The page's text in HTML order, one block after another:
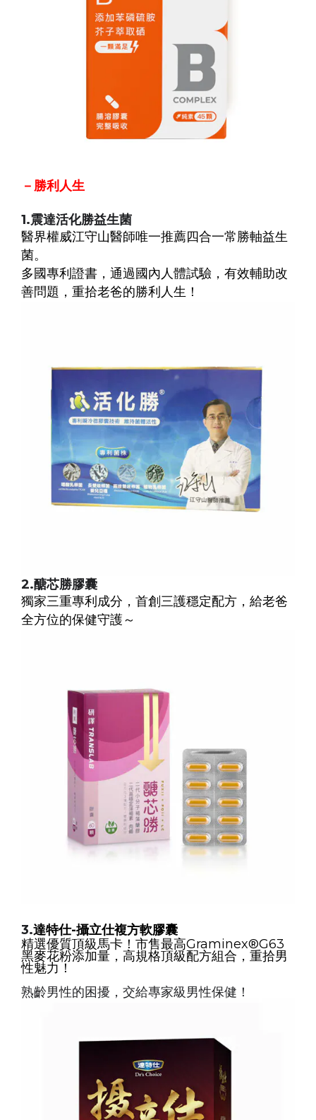
－勝利人生
1.震達活化勝益生菌
醫界權威江守山醫師唯一推薦四合一常勝軸益生
菌。
多國專利證書，通過國內人體試驗，有效輔助改
善問題，重拾老爸的勝利人生！
2.醣芯勝膠囊
獨家三重專利成分，首創三護穩定配方，給老爸
全方位的保健守護～
3.達特仕-攝立仕複方軟膠囊
精選優質頂級馬卡！市售最高Graminex®G63
黑麥花粉添加量，高規格頂級配方組合，重拾男
性魅力！
熟齡男性的困擾，交給專家級男性保健！